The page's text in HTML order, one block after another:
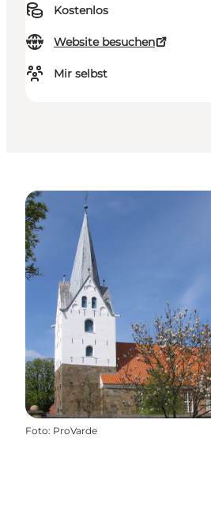
Kostenlos
Website besuchen
Mir selbst
Foto: ProVarde